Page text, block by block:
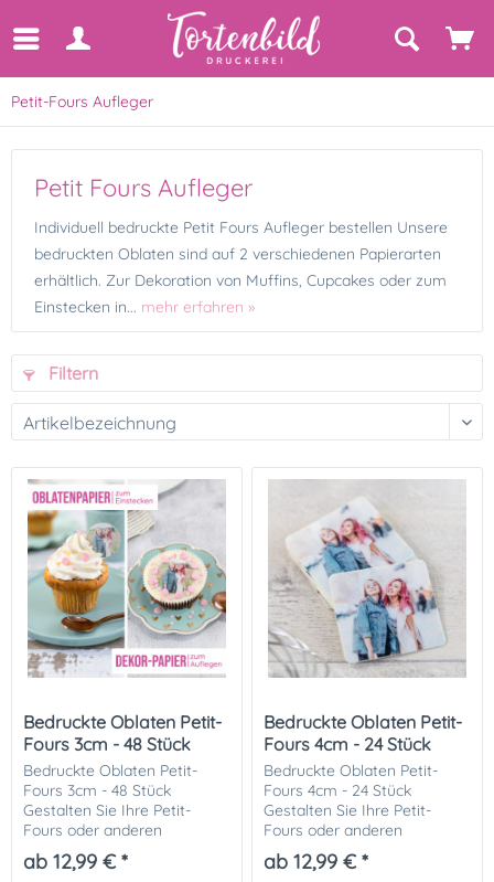
Petit-Fours Aufleger
Petit Fours Aufleger
Individuell bedruckte Petit Fours Aufleger bestellen Unsere
bedruckten Oblaten sind auf 2 verschiedenen Papierarten
erhältlich. Zur Dekoration von Muffins, Cupcakes oder zum
Einstecken in... mehr erfahren »
Filtern
Bedruckte Oblaten Petit-
Fours 3cm - 48 Stück
Bedruckte Oblaten Petit-
Fours 3cm - 48 Stück
Gestalten Sie Ihre Petit-
Fours oder anderen
Leckereien mit individuell
bedruckten Oblaten in Petit
ab 12,99 € *
Bedruckte Oblaten Petit-
Fours 4cm - 24 Stück
Bedruckte Oblaten Petit-
Fours 4cm - 24 Stück
Gestalten Sie Ihre Petit-
Fours oder anderen
Leckereien mit individuell
bedruckten Oblaten in Petit
ab 12,99 € *